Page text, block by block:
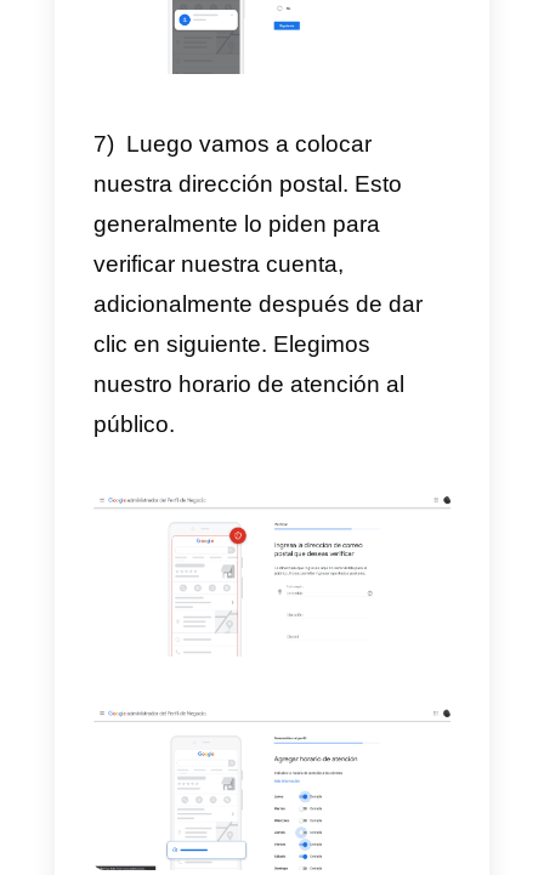
4) Después de elegir el nicho de
la empresa, nos pedirán que
agreguemos o no una ubicación.
5) Luego elegimos en qué países
ofrecemos nuestros servicios.